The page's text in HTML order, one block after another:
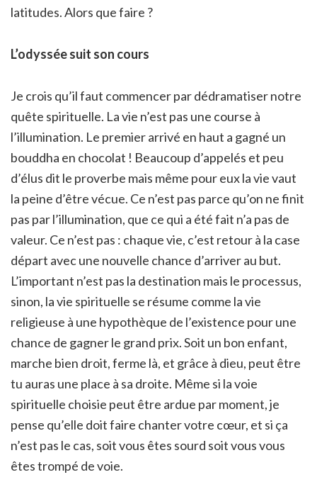
latitudes. Alors que faire ?
L’odyssée suit son cours
Je crois qu’il faut commencer par dédramatiser notre
quête spirituelle. La vie n’est pas une course à
l’illumination. Le premier arrivé en haut a gagné un
bouddha en chocolat ! Beaucoup d’appelés et peu
d’élus dit le proverbe mais même pour eux la vie vaut
la peine d’être vécue. Ce n’est pas parce qu’on ne finit
pas par l’illumination, que ce qui a été fait n’a pas de
valeur. Ce n’est pas : chaque vie, c’est retour à la case
départ avec une nouvelle chance d’arriver au but.
L’important n’est pas la destination mais le processus,
sinon, la vie spirituelle se résume comme la vie
religieuse à une hypothèque de l’existence pour une
chance de gagner le grand prix. Soit un bon enfant,
marche bien droit, ferme là, et grâce à dieu, peut être
tu auras une place à sa droite. Même si la voie
spirituelle choisie peut être ardue par moment, je
pense qu’elle doit faire chanter votre cœur, et si ça
n’est pas le cas, soit vous êtes sourd soit vous vous
êtes trompé de voie.